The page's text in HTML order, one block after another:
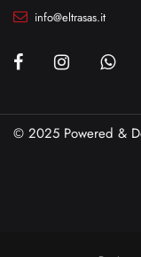
info@eltrasas.it
© 2025 Powered &